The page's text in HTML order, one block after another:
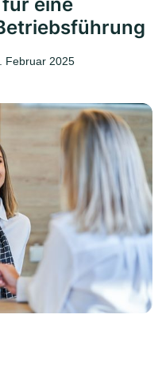
Februar 2025